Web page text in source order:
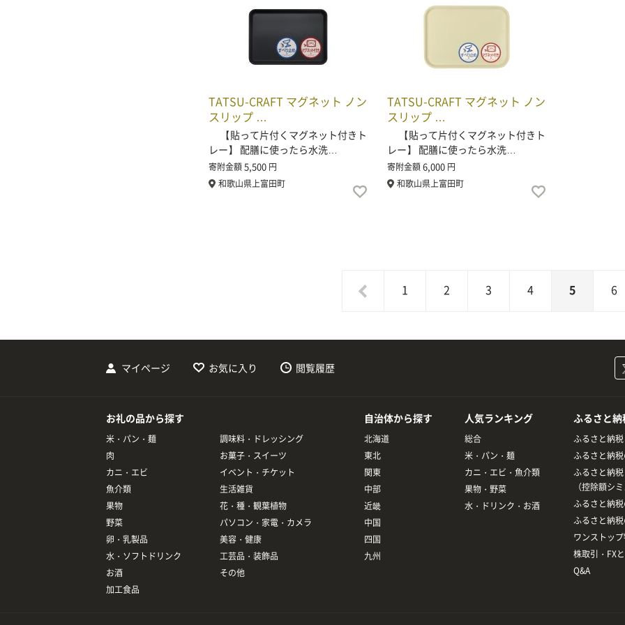
TATSU-CRAFT マグネット ノン
スリップ …
【貼って片付くマグネット付きト
レー】 配膳に使ったら水洗…
寄附金額5,500 円
和歌山県上富田町
TATSU-CRAFT マグネット ノン
スリップ …
【貼って片付くマグネット付きト
レー】 配膳に使ったら水洗…
寄附金額6,000 円
和歌山県上富田町
1 2 3 4 5 6
マイページ お気に入り 閲覧履歴
お礼の品から探す
米・パン・麺
肉
カニ・エビ
魚介類
果物
野菜
卵・乳製品
水・ソフトドリンク
お酒
加工食品
調味料・ドレッシング
お菓子・スイーツ
イベント・チケット
生活雑貨
花・種・観葉植物
パソコン・家電・カメラ
美容・健康
工芸品・装飾品
その他
自治体から探す
北海道
東北
関東
中部
近畿
中国
四国
九州
人気ランキング
総合
米・パン・麺
カニ・エビ・魚介類
果物・野菜
水・ドリンク・お酒
ふるさと納
ふるさと納税
ふるさと納
ふるさと納
（控除額シ
ふるさと納
ふるさと納
ワンストッ
株取引・FX
Q&A